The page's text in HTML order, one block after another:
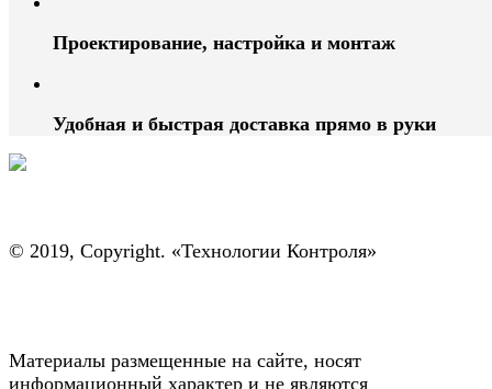
Проектирование, настройка и монтаж
Удобная и быстрая доставка прямо в руки
© 2019, Copyright. «Технологии Контроля»
Материалы размещенные на сайте, носят
информационный характер и не являются